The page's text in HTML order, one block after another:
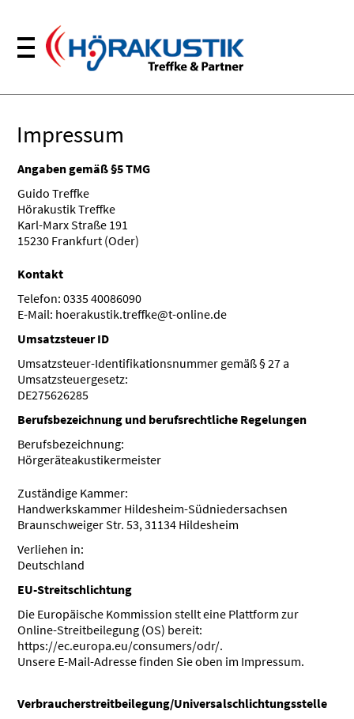
Impressum
Angaben gemäß §5 TMG
Guido Treffke
Hörakustik Treffke
Karl-Marx Straße 191
15230 Frankfurt (Oder)
Kontakt
Telefon: 0335 40086090
E-Mail: hoerakustik.treffke@t-online.de
Umsatzsteuer ID
Umsatzsteuer-Identifikationsnummer gemäß § 27 a
Umsatzsteuergesetz:
DE275626285
Berufsbezeichnung und berufsrechtliche Regelungen
Berufsbezeichnung:
Hörgeräteakustikermeister
Zuständige Kammer:
Handwerkskammer Hildesheim-Südniedersachsen
Braunschweiger Str. 53, 31134 Hildesheim
Verliehen in:
Deutschland
EU-Streitschlichtung
Die Europäische Kommission stellt eine Plattform zur
Online-Streitbeilegung (OS) bereit:
https://ec.europa.eu/consumers/odr/.
Unsere E-Mail-Adresse finden Sie oben im Impressum.
Verbraucherstreitbeilegung/Universalschlichtungsstelle